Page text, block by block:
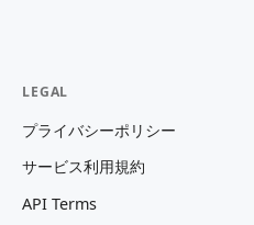
LEGAL
プライバシーポリシー
サービス利用規約
API Terms